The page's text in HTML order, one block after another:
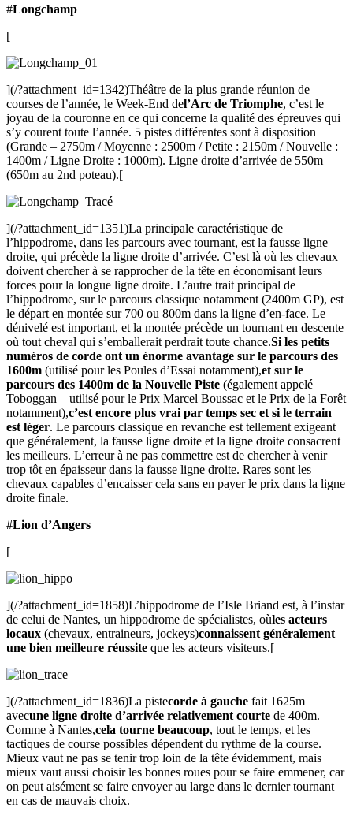
#Longchamp
[
](/?attachment_id=1342)Théâtre de la plus grande réunion de
courses de l’année, le Week-End del’Arc de Triomphe, c’est le
joyau de la couronne en ce qui concerne la qualité des épreuves qui
s’y courent toute l’année. 5 pistes différentes sont à disposition
(Grande – 2750m / Moyenne : 2500m / Petite : 2150m / Nouvelle :
1400m / Ligne Droite : 1000m). Ligne droite d’arrivée de 550m
(650m au 2nd poteau).[
](/?attachment_id=1351)La principale caractéristique de
l’hippodrome, dans les parcours avec tournant, est la fausse ligne
droite, qui précède la ligne droite d’arrivée. C’est là où les chevaux
doivent chercher à se rapprocher de la tête en économisant leurs
forces pour la longue ligne droite. L’autre trait principal de
l’hippodrome, sur le parcours classique notamment (2400m GP), est
le départ en montée sur 700 ou 800m dans la ligne d’en-face. Le
dénivelé est important, et la montée précède un tournant en descente
où tout cheval qui s’emballerait perdrait toute chance.Si les petits
numéros de corde ont un énorme avantage sur le parcours des
1600m (utilisé pour les Poules d’Essai notamment),et sur le
parcours des 1400m de la Nouvelle Piste (également appelé
Toboggan – utilisé pour le Prix Marcel Boussac et le Prix de la Forêt
notamment),c’est encore plus vrai par temps sec et si le terrain
est léger. Le parcours classique en revanche est tellement exigeant
que généralement, la fausse ligne droite et la ligne droite consacrent
les meilleurs. L’erreur à ne pas commettre est de chercher à venir
trop tôt en épaisseur dans la fausse ligne droite. Rares sont les
chevaux capables d’encaisser cela sans en payer le prix dans la ligne
droite finale.
#Lion d’Angers
[
](/?attachment_id=1858)L’hippodrome de l’Isle Briand est, à l’instar
de celui de Nantes, un hippodrome de spécialistes, oùles acteurs
locaux (chevaux, entraineurs, jockeys)connaissent généralement
une bien meilleure réussite que les acteurs visiteurs.[
](/?attachment_id=1836)La pistecorde à gauche fait 1625m
avecune ligne droite d’arrivée relativement courte de 400m.
Comme à Nantes,cela tourne beaucoup, tout le temps, et les
tactiques de course possibles dépendent du rythme de la course.
Mieux vaut ne pas se tenir trop loin de la tête évidemment, mais
mieux vaut aussi choisir les bonnes roues pour se faire emmener, car
on peut aisément se faire envoyer au large dans le dernier tournant
en cas de mauvais choix.